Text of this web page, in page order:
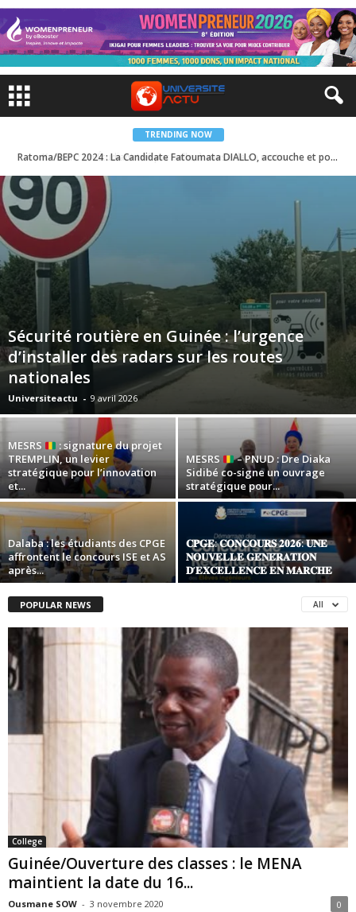
TRENDING NOW
Ratoma/BEPC 2024 : La Candidate Fatoumata DIALLO, accouche et poursuit l’évaluation
Sécurité routière en Guinée : l’urgence
d’installer des radars sur les routes
nationales
Universiteactu - 9 avril 2026
MESRS
: signature du projet
TREMPLIN, un levier
stratégique pour l’innovation
et...
MESRS
– PNUD : Dre Diaka
Sidibé co-signe un ouvrage
stratégique pour...
Dalaba : les étudiants des CPGE
affrontent le concours ISE et AS
après...
𝐂𝐏𝐆𝐄: 𝐂𝐎𝐍𝐂𝐎𝐔𝐑𝐒 𝟐𝟎𝟐𝟔: 𝐔𝐍𝐄
𝐍𝐎𝐔𝐕𝐄𝐋𝐋𝐄 𝐆𝐄́𝐍𝐄́𝐑𝐀𝐓𝐈𝐎𝐍
𝐃’𝐄𝐗𝐂𝐄𝐋𝐋𝐄𝐍𝐂𝐄 𝐄𝐍 𝐌𝐀𝐑𝐂𝐇𝐄
POPULAR NEWS All
College
Guinée/Ouverture des classes : le MENA
maintient la date du 16...
Ousmane SOW - 3 novembre 2020 0